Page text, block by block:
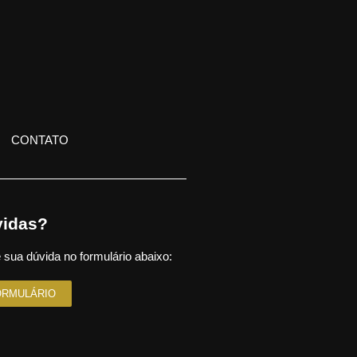
CONTATO
sua dúvida no formulário abaixo: